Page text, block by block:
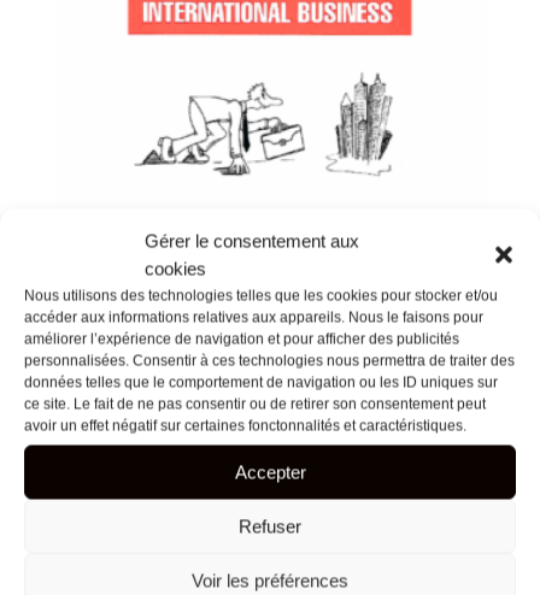
Gérer le consentement aux
cookies
Nous utilisons des technologies telles que les cookies pour stocker et/ou
accéder aux informations relatives aux appareils. Nous le faisons pour
améliorer l’expérience de navigation et pour afficher des publicités
personnalisées. Consentir à ces technologies nous permettra de traiter des
données telles que le comportement de navigation ou les ID uniques sur
ce site. Le fait de ne pas consentir ou de retirer son consentement peut
avoir un effet négatif sur certaines fonctonnalités et caractéristiques.
Accepter
Refuser
Voir les préférences
READY FOR INTERNATIONAL
BUSINESS